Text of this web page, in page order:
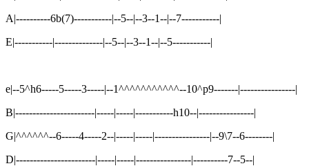
A|----------6b(7)-----------|--5--|--3--1--|--7-----------|
E|-----------|--------------|--5--|--3--1--|--5-----------|
e|--5^h6-----5-----3-----|--1^^^^^^^^^^^--10^p9-------|----------------|
B|-----------------------|-----|-----|-----------h10--|----------------|
G|^^^^^^--6-----4-----2--|-----|-----|----------------|--9\7--6--------|
D|-----------------------|-----|-----|----------------|----------7--5--|